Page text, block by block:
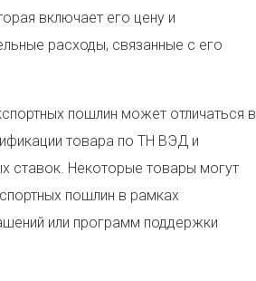
включает его цену и
расходы, связанные с его
пошлин может отличаться в
товара по ТН ВЭД и
ставок. Некоторые товары могут
пошлин в рамках
или программ поддержки